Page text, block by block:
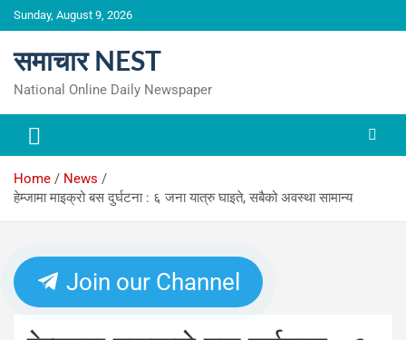
Skip
to
Sunday, August 9, 2026
समाचार NEST
National Online Daily Newspaper
Home
News
हेम्जामा माइक्रो बस दुर्घटना : ६ जना यात्रु घाइते, सबैको अवस्था सामान्य
Join our Channel